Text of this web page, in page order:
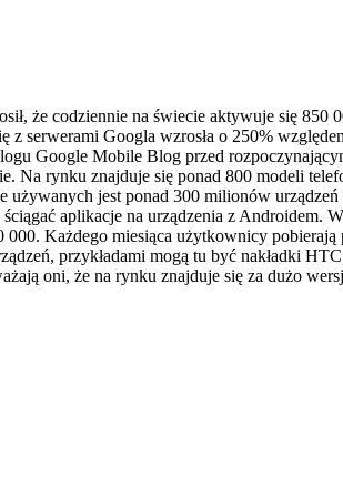
że codziennie na świecie aktywuje się
z serwerami Googla wzrosła o 250%
Google Mobile Blog przed
Na rynku znajduje się ponad 800 modeli
używanych jest ponad 300 milionów
aplikacje na urządzenia z Androidem.
000. Każdego miesiąca użytkownicy
przykładami mogą tu być nakładki
oni, że na rynku znajduje się za dużo
na rok 2012 „Jennifer
lokalności (co wyraża angielski skrót
które połączą w sobie istotność dla odbiorcy